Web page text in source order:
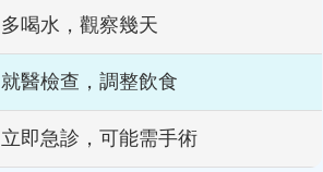
多喝水，觀察幾天
就醫檢查，調整飲食
立即急診，可能需手術